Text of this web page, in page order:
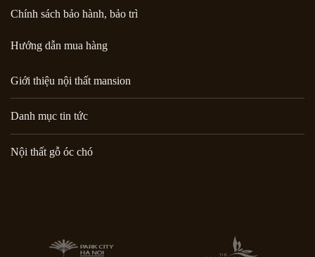
Chính sách bảo hành, bảo trì
Hướng dẫn mua hàng
Giới thiệu nội thất mansion
Danh mục tin tức
Nội thất gỗ óc chó